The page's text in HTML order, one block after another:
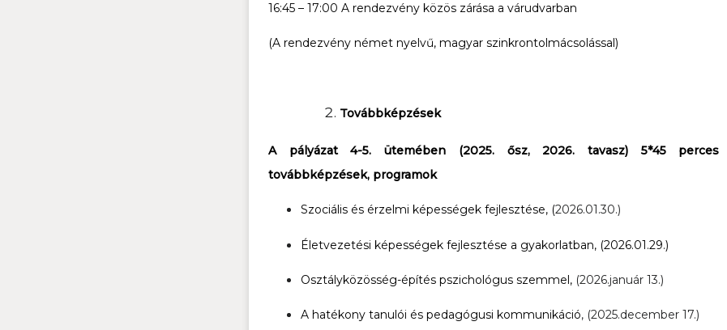
16:45 – 17:00 A rendezvény közös zárása a várudvarban
(A rendezvény német nyelvű, magyar szinkrontolmácsolással)
Továbbképzések
A pályázat 4-5. ütemében (2025. ősz, 2026. tavasz) 5*45 perces
továbbképzések, programok
Szociális és érzelmi képességek fejlesztése, (2026.01.30.)
Életvezetési képességek fejlesztése a gyakorlatban, (2026.01.29.)
Osztályközösség-építés pszichológus szemmel, (2026.január 13.)
A hatékony tanulói és pedagógusi kommunikáció, (2025.december 17.)